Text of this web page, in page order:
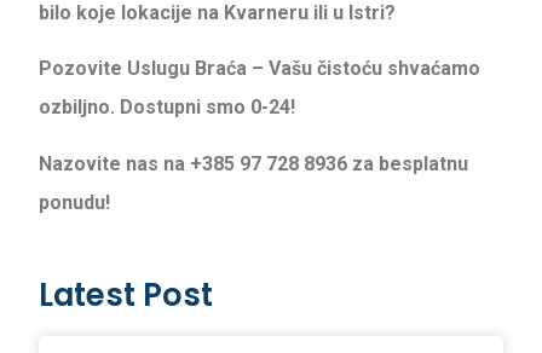
bilo koje lokacije na Kvarneru ili u Istri?
Pozovite Uslugu Braća – Vašu čistoću shvaćamo
ozbiljno. Dostupni smo 0-24!
Nazovite nas na +385 97 728 8936 za besplatnu
ponudu!
Latest Post